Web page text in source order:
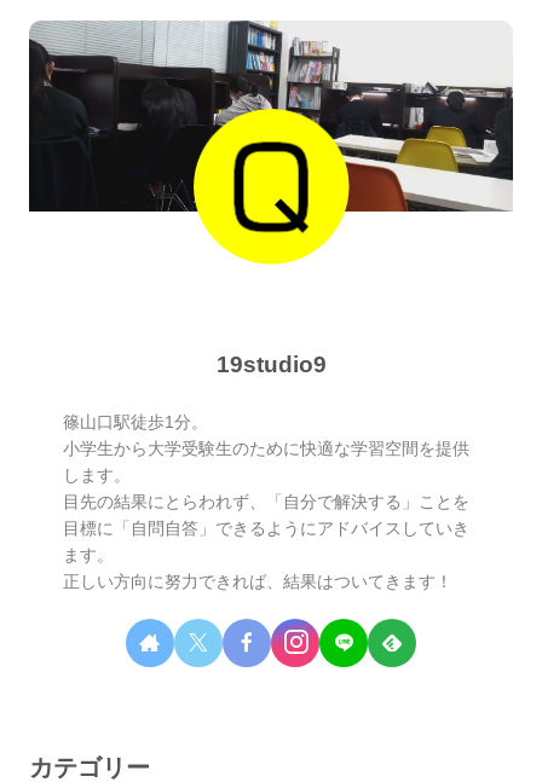
19studio9
篠山口駅徒歩1分。
小学生から大学受験生のために快適な学習空間を提供
します。
目先の結果にとらわれず、「自分で解決する」ことを
目標に「自問自答」できるようにアドバイスしていき
ます。
正しい方向に努力できれば、結果はついてきます！
カテゴリー